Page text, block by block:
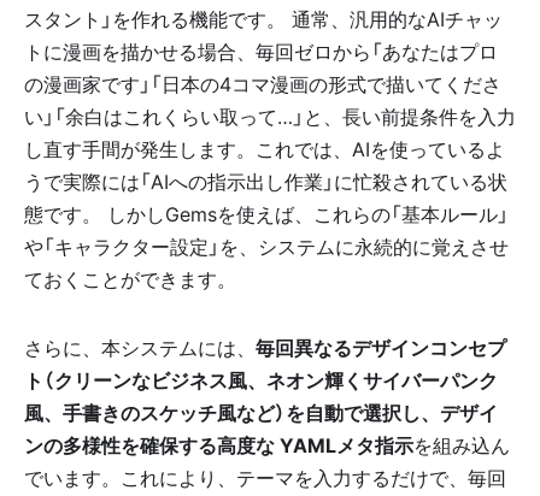
スタント」を作れる機能です。 通常、汎用的なAIチャッ
トに漫画を描かせる場合、毎回ゼロから「あなたはプロ
の漫画家です」「日本の4コマ漫画の形式で描いてくださ
い」「余白はこれくらい取って…」と、長い前提条件を入力
し直す手間が発生します。これでは、AIを使っているよ
うで実際には「AIへの指示出し作業」に忙殺されている状
態です。 しかしGemsを使えば、これらの「基本ルール」
や「キャラクター設定」を、システムに永続的に覚えさせ
ておくことができます。
さらに、本システムには、 毎回異なるデザインコンセプ
ト（クリーンなビジネス風、ネオン輝くサイバーパンク
風、手書きのスケッチ風など）を自動で選択し、デザイ
ンの多様性を確保する高度な YAMLメタ指示を組み込ん
でいます。これにより、テーマを入力するだけで、毎回